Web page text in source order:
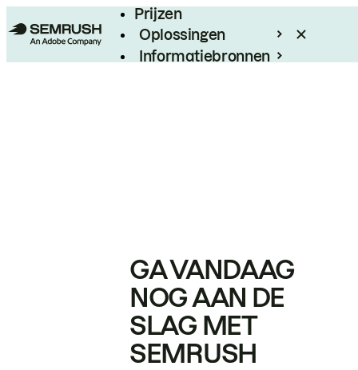
Prijzen
Oplossingen
Informatiebronnen
GA VANDAAG
NOG AAN DE
SLAG MET
SEMRUSH